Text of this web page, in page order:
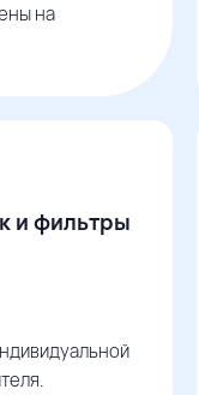
на
и фильтры